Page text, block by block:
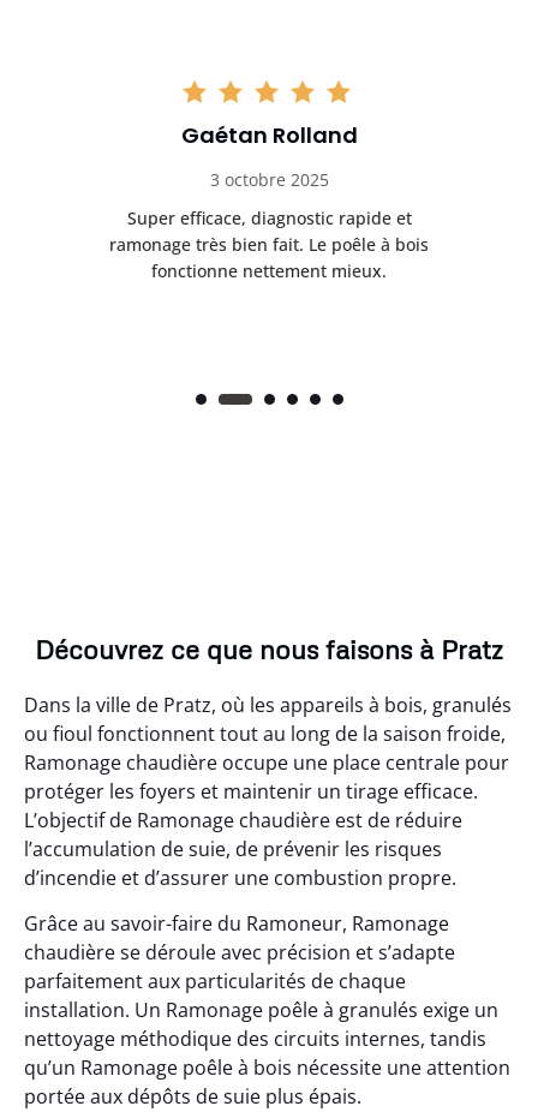
Gaétan Rolland
3 octobre 2025
Super efficace, diagnostic rapide et
ramonage très bien fait. Le poêle à bois
fonctionne nettement mieux.
Découvrez ce que nous faisons à Pratz
Dans la ville de Pratz, où les appareils à bois, granulés
ou fioul fonctionnent tout au long de la saison froide,
Ramonage chaudière occupe une place centrale pour
protéger les foyers et maintenir un tirage efficace.
L’objectif de Ramonage chaudière est de réduire
l’accumulation de suie, de prévenir les risques
d’incendie et d’assurer une combustion propre.
Grâce au savoir-faire du Ramoneur, Ramonage
chaudière se déroule avec précision et s’adapte
parfaitement aux particularités de chaque
installation. Un Ramonage poêle à granulés exige un
nettoyage méthodique des circuits internes, tandis
qu’un Ramonage poêle à bois nécessite une attention
portée aux dépôts de suie plus épais.